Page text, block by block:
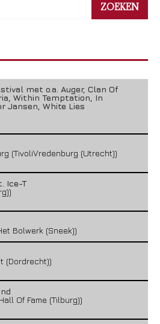
ZOEKEN
met o.a. Auger, Clan Of
Within Temptation, In
Jansen, White Lies
(TivoliVredenburg (Utrecht))
Ice-T
Bolwerk (Sneek))
(Dordrecht))
Of Fame (Tilburg))